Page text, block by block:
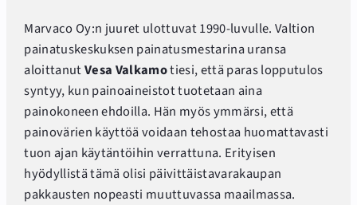
Marvaco Oy:n juuret ulottuvat 1990-luvulle. Valtion
painatuskeskuksen painatusmestarina uransa
aloittanutVesa Valkamotiesi, että paras lopputulos
syntyy, kun painoaineistot tuotetaan aina
painokoneen ehdoilla. Hän myös ymmärsi, että
painovärien käyttöä voidaan tehostaa huomattavasti
tuon ajan käytäntöihin verrattuna. Erityisen
hyödyllistä tämä olisi päivittäistavarakaupan
pakkausten nopeasti muuttuvassa maailmassa.